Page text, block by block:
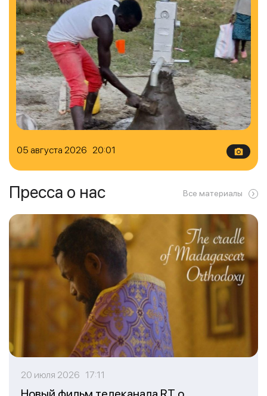
05 августа 2026 20:01
Пресса о нас Все материалы
20 июля 2026 17:11